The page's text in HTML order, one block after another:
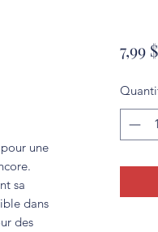
une
sa
dans
des
7,99 $